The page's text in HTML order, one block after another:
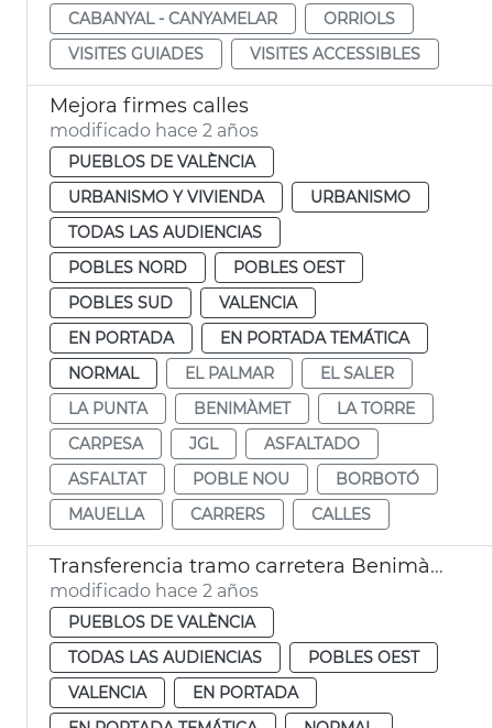
CABANYAL - CANYAMELAR
ORRIOLS
VISITES GUIADES
VISITES ACCESSIBLES
Mejora firmes calles
modificado hace 2 años
PUEBLOS DE VALÈNCIA
URBANISMO Y VIVIENDA
URBANISMO
TODAS LAS AUDIENCIAS
POBLES NORD
POBLES OEST
POBLES SUD
VALENCIA
EN PORTADA
EN PORTADA TEMÁTICA
NORMAL
EL PALMAR
EL SALER
LA PUNTA
BENIMÀMET
LA TORRE
CARPESA
JGL
ASFALTADO
ASFALTAT
POBLE NOU
BORBOTÓ
MAUELLA
CARRERS CALLES
Transferencia tramo carretera Benimàmet
modificado hace 2 años
PUEBLOS DE VALÈNCIA
TODAS LAS AUDIENCIAS
POBLES OEST
VALENCIA
EN PORTADA